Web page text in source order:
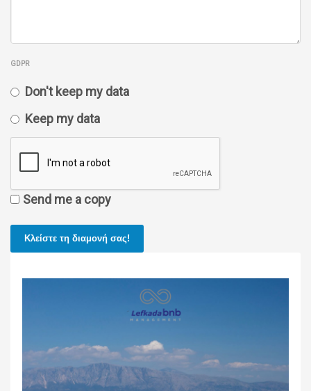
GDPR
Don't keep my data
Keep my data
Send me a copy
Κλείστε τη διαμονή σας!